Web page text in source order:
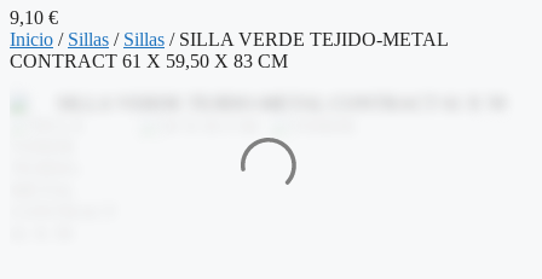
9,10 €
Inicio / Sillas / Sillas / SILLA VERDE TEJIDO-METAL
CONTRACT 61 X 59,50 X 83 CM